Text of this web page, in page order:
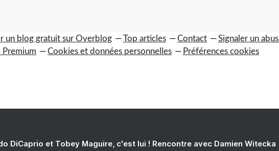
un blog gratuit sur Overblog Top articles Contact Signaler un abus
Cookies et données personnelles Préférences cookies
DiCaprio et Tobey Maguire, c'est lui ! Rencontre avec Damien Witecka